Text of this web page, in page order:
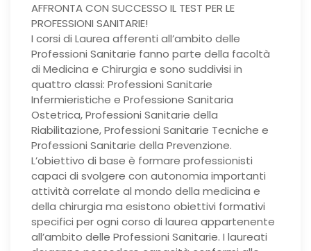
AFFRONTA CON SUCCESSO IL TEST PER LE
PROFESSIONI SANITARIE!
I corsi di Laurea afferenti all’ambito delle
Professioni Sanitarie fanno parte della facoltà
di Medicina e Chirurgia e sono suddivisi in
quattro classi: Professioni Sanitarie
Infermieristiche e Professione Sanitaria
Ostetrica, Professioni Sanitarie della
Riabilitazione, Professioni Sanitarie Tecniche e
Professioni Sanitarie della Prevenzione.
L’obiettivo di base è formare professionisti
capaci di svolgere con autonomia importanti
attività correlate al mondo della medicina e
della chirurgia ma esistono obiettivi formativi
specifici per ogni corso di laurea appartenente
all’ambito delle Professioni Sanitarie. I laureati